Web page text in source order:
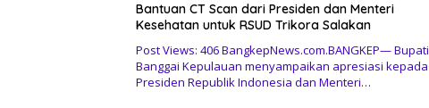
Bantuan CT Scan dari Presiden dan Menteri
Kesehatan untuk RSUD Trikora Salakan
Post Views: 406 BangkepNews.com.BANGKEP— Bupati
Banggai Kepulauan menyampaikan apresiasi kepada
Presiden Republik Indonesia dan Menteri…